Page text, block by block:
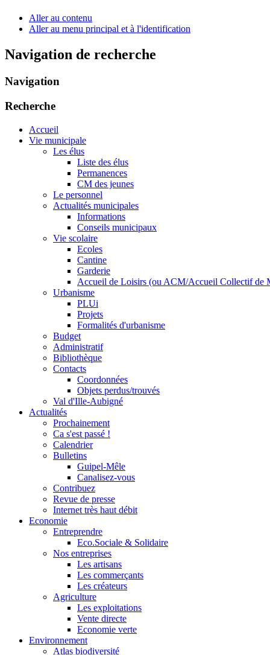
Aller au contenu
Aller au menu principal et à l'identification
Navigation de recherche
Navigation
Recherche
Accueil
Vie municipale
Les élus
Liste des élus
Permanences
CM des jeunes
Le personnel
Actualités municipales
Informations
Conseils municipaux
Vie scolaire
Ecoles
Cantine
Garderie
Accueil de Loisirs (ou ACM/Accueil Collectif de
Urbanisme
PLUi
Projets
Formalités d'urbanisme
Budget
Administratif
Bibliothèque
Contacts
Coordonnées
Objets perdus/trouvés
Val d'Ille-Aubigné
Actualités
Prochainement
Ca s'est passé !
Calendrier
Bulletins
Guipel-Mêle
Canalisez-vous
Contribuez
Revue de presse
Internet très haut débit
Economie
Entreprendre
Eco.Sociale & Solidaire
Nos entreprises
Les artisans
Les commerçants
Les créateurs
Agriculture
Les exploitations
Vente directe
Economie verte
Environnement
Atlas biodiversité